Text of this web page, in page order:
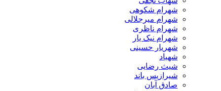
شهرام شکوهی
شهرام میرجلالی
شهرام ناظری
شهرام نیک یار
شهریار حسینی
شهیاد
شیث رضایی
شیرازیس باند
صادق آبان